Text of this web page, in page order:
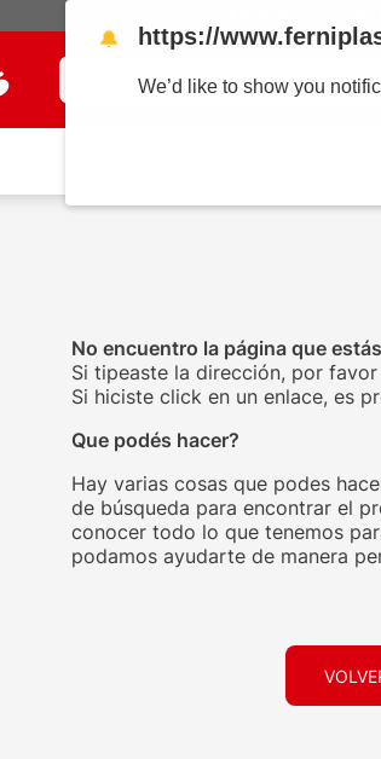
¿Qué estás buscando?
No encuentro la página que
Si tipeaste la dirección, por
Si hiciste click en un enlace, es
Que podés hacer?
Hay varias cosas que podes
de búsqueda para encontrar el
conocer todo lo que tenemos
podamos ayudarte de manera
🔔 https://
We’d like to show you